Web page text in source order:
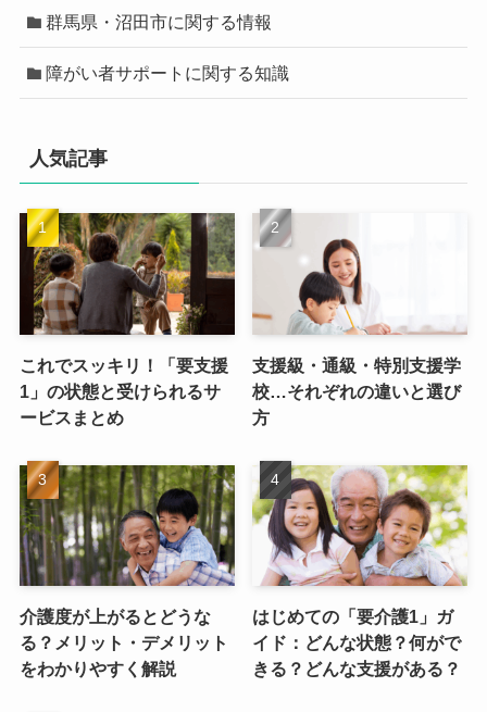
群馬県・沼田市に関する情報
障がい者サポートに関する知識
人気記事
これでスッキリ！「要支援
1」の状態と受けられるサ
ービスまとめ
支援級・通級・特別支援学
校…それぞれの違いと選び
方
介護度が上がるとどうな
る？メリット・デメリット
をわかりやすく解説
はじめての「要介護1」ガ
イド：どんな状態？何がで
きる？どんな支援がある？